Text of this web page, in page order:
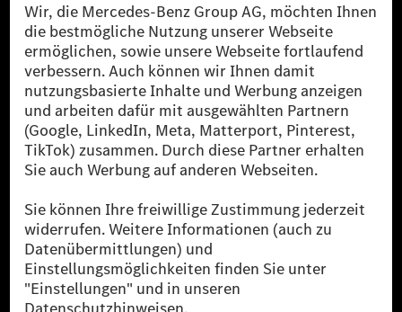
[1] Bilanziell CO₂-neutral bedeutet, dass nicht vermiedene oder nicht
reduzierte CO₂-Emissionen bei der Mercedes-Benz Group durch
zertifizierte Ausgleichsprojekte kompensiert werden.
[2] Renewable Charging ist ein integraler Bestandteil von MB.CHARGE
Public in Europa, den USA, Kanada und China. Sofern an der jeweiligen
Ladestation noch kein Strom aus erneuerbaren Energien vorliegt,
verwendet Renewable Charging Grünstromzertifikate*. Diese stellen
sicher, dass für Ladevorgänge über MB.CHARGE Public eine äquivalente
Strommenge aus erneuerbaren Energien ins Stromnetz eingespeist wird.
* Inkl. EKOenergy Ökolabel
* Die angegebenen Werte wurden nach dem vorgeschriebenen
Messverfahren WLTP (Worldwide harmonised Light vehicles Test
Procedure) ermittelt. Die angegebenen Spannweiten beziehen sich auf
den europäischen Markt. Der Energieverbrauch und der CO₂-Ausstoß
eines Pkw sind nicht nur von der effizienten Ausnutzung des Kraftstoffs